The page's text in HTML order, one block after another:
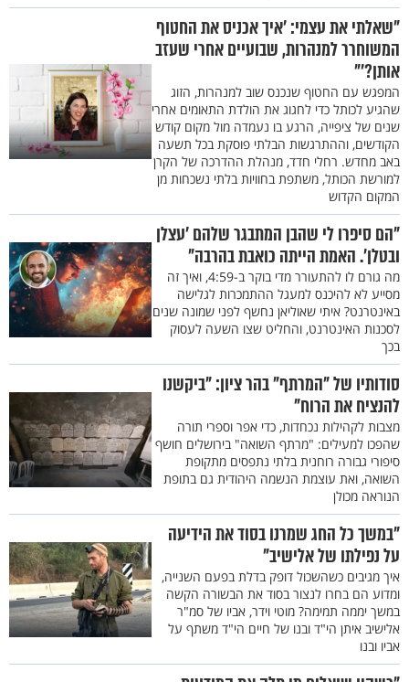
"שאלתי את עצמי: 'איך אכניס את החטוף
המשוחרר למנהרות, שבועיים אחרי שעזב
אותן?'"
המפגש עם החטוף שנכנס שוב למנהרות, הזוג
שהגיע לכותל כדי לחגוג את הולדת התאומים אחרי
שנים של ציפייה, הרגע בו נעמדה מול מקום קודש
הקודשים, וההתרגשות הבלתי פוסקת בכל תשעה
באב מחדש. רחלי חדד, מנהלת ההדרכה של הקרן
למורשת הכותל, משתפת בחוויות בלתי נשכחות מן
המקום הקדוש
"הם סיפרו לי שהבן המתבגר שלהם 'עצלן
ובטלן'. האמת הייתה כואבת בהרבה"
מה גורם לו להתעורר מדי בוקר ב-4:59, ואיך זה
מסייע לא להיכנס למעגל ההתמכרות לגלישה
באינטרנט? איתי שאוליאן נחשף לפני שמונה שנים
לסכנות האינטרנט, והחליט שצו השעה לעסוק
בכך
סודותיו של "המרתף" בהר ציון: "ביקשנו
להנציח את הרוח"
מצבות לקהילות נכחדות, כדי אפר וספרי תורה
שהפכו למעילים: "מרתף השואה" בירושלים חושף
סיפורי גבורה רוחנית בלתי נתפסים מתקופת
השואה, ואת עוצמת הנשמה היהודית גם בתופת
הנוראה מכולן
"במשך כל החג שמרנו בסוד את הידיעה
על נפילתו של אלישיב"
איך מגיבים כשהשכול דופק בדלת בפעם השנייה,
ומדוע הם בחרו לנצור בסוד את הבשורה הקשה
במשך יממה תמימה? מוטי וידר, אביו של סמ"ר
אלישיב איתן הי"ד ובנו של חיים הי"ד משתף על
אביו ובנו